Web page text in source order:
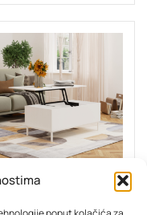
BORAVAK